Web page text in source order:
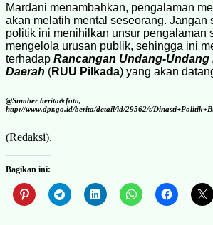
Mardani menambahkan, pengalaman
akan melatih mental seseorang. Jangan
politik ini menihilkan unsur pengalaman
mengelola urusan publik, sehingga ini
terhadap Rancangan Undang-Undang
Daerah (RUU Pilkada) yang akan
@Sumber berita&foto,
http://www.dpr.go.id/berita/detail/id/29562/t/
(Redaksi).
Bagikan ini: